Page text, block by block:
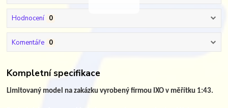
Hodnocení 0
Komentáře 0
Kompletní specifikace
Limitovaný model na zakázku vyrobený firmou IXO v měřítku 1:43.